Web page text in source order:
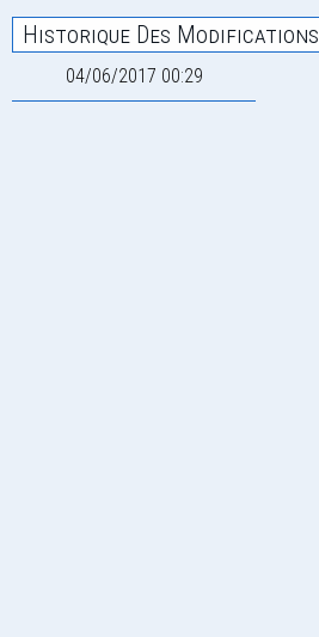
Historique Des Modifications
04/06/2017 00:29